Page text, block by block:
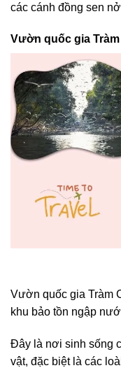
các cánh đồng sen
Vườn quốc gia
Vườn quốc gia Tràm
khu bảo tồn ngập
Đây là nơi sinh sống
vật, đặc biệt là các